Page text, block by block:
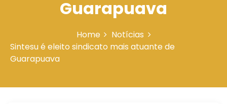
Guarapuava
Home
Notícias
Sintesu é eleito sindicato mais atuante de
Guarapuava